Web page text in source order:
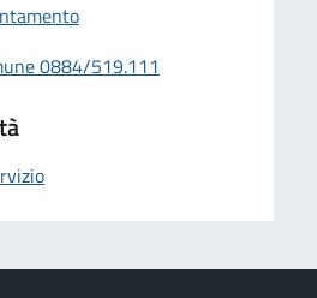
0884/519.111